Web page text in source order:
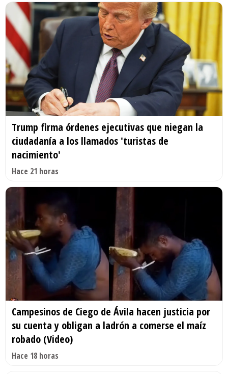
Trump firma órdenes ejecutivas que niegan la
ciudadanía a los llamados 'turistas de
nacimiento'
Hace 21 horas
Campesinos de Ciego de Ávila hacen justicia por
su cuenta y obligan a ladrón a comerse el maíz
robado (Video)
Hace 18 horas